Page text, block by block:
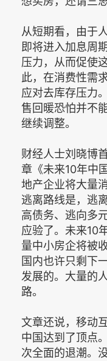
从短期看，由于
即将进入加息周
压力，从而促使
此，在消费性需
应对去库存压力
售回暖恐怕并不
继续调整。
财经人士刘晓博
章《未来10年中
地产企业将大量
逃离路线是，逃
高债务、逃向多
应验了。未来10
量中小房企将被
国内也许只剩下
发展的。大量的
路。
文章还说，移动
中国达到了顶点
次全面的退潮。